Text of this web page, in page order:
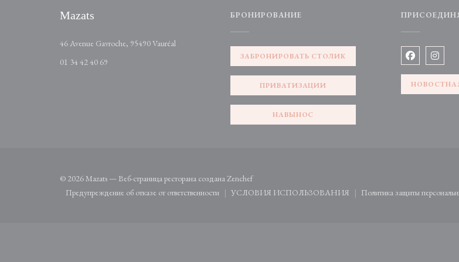
Mazats
46 Avenue Gavroche, 95490 Vauréal
01 34 42 40 69
БРОНИРОВАНИЕ
ЗАБРОНИРОВАТЬ СТОЛИК
ПРИВАТИЗАЦИИ
НАВЫНОС
Facebook
© 2026 Mazats — Веб-страница ресторана созданаZenchef((открывается в новом окне))
Предупреждение об отказе от ответственности
((открывается в новом окне))
УСЛОВИЯ ИСПОЛЬЗОВАНИЯ
((открывается в новом окне))
Политика защиты